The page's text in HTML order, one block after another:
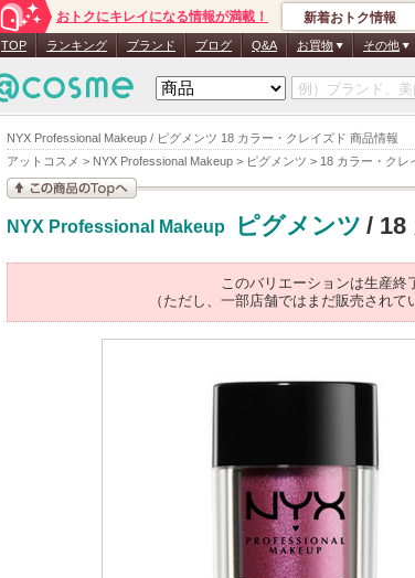
NYX Professional Makeup / ピグメンツ 18 カラー・クレイズド 商品情報
アットコスメ > NYX Professional Makeup > ピグメンツ > 18 カラー・クレ
おトクにキレイになる情報が満載！ 新着おトク情報
TOP ランキング ブランド ブログ Q&A お買物 その他
NYX Professional Makeup ピグメンツ / 18
このバリエーションは生産終
（ただし、一部店舗ではまだ販売されて